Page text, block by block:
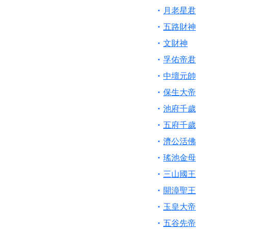
月老星君
五路財神
文財神
孚佑帝君
中壇元帥
保生大帝
池府千歲
五府千歲
濟公活佛
瑤池金母
三山國王
開漳聖王
玉皇大帝
五谷先帝